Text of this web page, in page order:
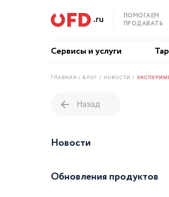
ПОМОГАЕМ
ПРОДАВАТЬ
Сервисы и услуги
ГЛАВНАЯ БЛОГ НОВОСТИ
arrow_back Назад
Новости
Обновления продуктов